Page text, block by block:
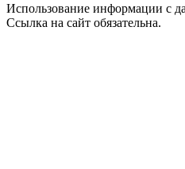
Использование информации с
Ссылка на сайт обязательна.